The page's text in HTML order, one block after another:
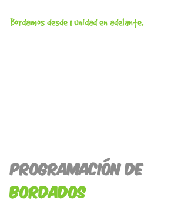
Bordamos desde 1 unidad en adelante.
PROGRAMACIÓN DE
BORDADOS